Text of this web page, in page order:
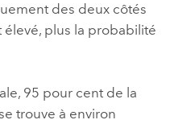
des deux côtés
élevé, plus la probabilité
95 pour cent de la
trouve à environ